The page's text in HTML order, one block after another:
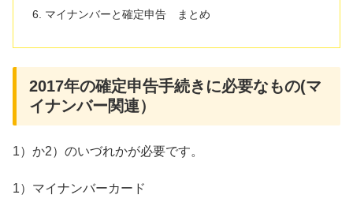
マイナンバーと確定申告 まとめ
2017年の確定申告手続きに必要なもの(マ
イナンバー関連）
1）か2）のいづれかが必要です。
1）マイナンバーカード